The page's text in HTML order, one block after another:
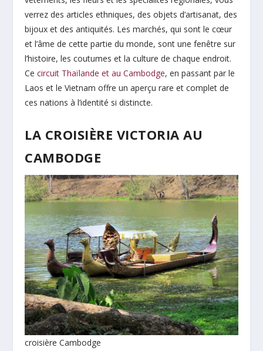
verrez des articles ethniques, des objets d’artisanat, des
bijoux et des antiquités. Les marchés, qui sont le cœur
et l’âme de cette partie du monde, sont une fenêtre sur
l’histoire, les coutumes et la culture de chaque endroit.
Cecircuit Thaïlande et au Cambodge, en passant par le
Laos et le Vietnam offre un aperçu rare et complet de
ces nations à l’identité si distincte.
LA CROISIÈRE VICTORIA AU
CAMBODGE
croisière Cambodge